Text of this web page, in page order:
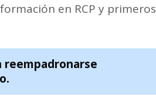
en RCP y primeros